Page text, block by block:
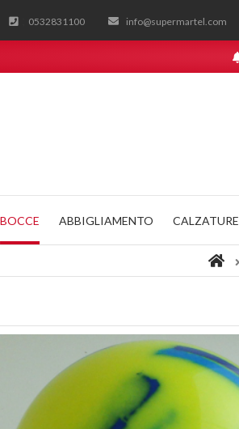
0532831100 info@supermartel.com
BOCCE ABBIGLIAMENTO CALZATURE